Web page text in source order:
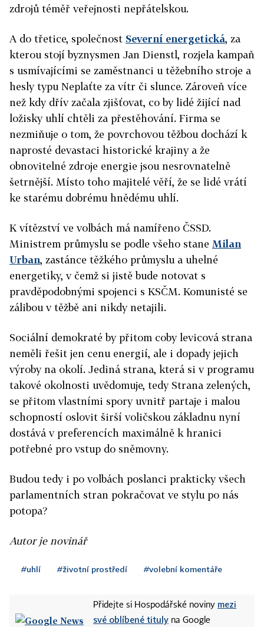
zdrojů téměř veřejnosti nepřátelskou.
A do třetice, společnost Severní energetická, za
kterou stojí byznysmen Jan Dienstl, rozjela kampaň
s usmívajícími se zaměstnanci u těžebního stroje a
hesly typu Neplaťte za vítr či slunce. Zároveň více
než kdy dřív začala zjišťovat, co by lidé žijící nad
ložisky uhlí chtěli za přestěhování. Firma se
nezmiňuje o tom, že povrchovou těžbou dochází k
naprosté devastaci historické krajiny a že
obnovitelné zdroje energie jsou nesrovnatelně
šetrnější. Místo toho majitelé věří, že se lidé vrátí
ke starému dobrému hnědému uhlí.
K vítězství ve volbách má namířeno ČSSD.
Ministrem průmyslu se podle všeho stane Milan
Urban, zastánce těžkého průmyslu a uhelné
energetiky, v čemž si jistě bude notovat s
pravděpodobnými spojenci s KSČM. Komunisté se
zálibou v těžbě ani nikdy netajili.
Sociální demokraté by přitom coby levicová strana
neměli řešit jen cenu energií, ale i dopady jejich
výroby na okolí. Jediná strana, která si v programu
takové okolnosti uvědomuje, tedy Strana zelených,
se přitom vlastními spory uvnitř partaje i malou
schopností oslovit širší voličskou základnu nyní
dostává v preferencích maximálně k hranici
potřebné pro vstup do sněmovny.
Budou tedy i po volbách poslanci prakticky všech
parlamentních stran pokračovat ve stylu po nás
potopa?
Autor je novinář
#uhlí #životní prostředí #volební komentáře
Přidejte si Hospodářské noviny mezi
své oblíbené tituly na Google